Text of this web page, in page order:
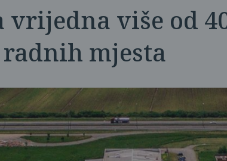
više od
mjesta